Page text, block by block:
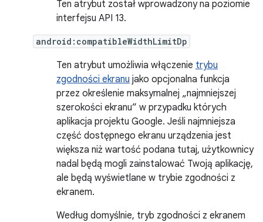
Ten atrybut został wprowadzony na poziomie
interfejsu API 13.
android:compatibleWidthLimitDp
Ten atrybut umożliwia włączenie trybu
zgodności ekranu jako opcjonalna funkcja
przez określenie maksymalnej „najmniejszej
szerokości ekranu” w przypadku których
aplikacja projektu Google. Jeśli najmniejsza
część dostępnego ekranu urządzenia jest
większa niż wartość podana tutaj, użytkownicy
nadal będą mogli zainstalować Twoją aplikację,
ale będą wyświetlane w trybie zgodności z
ekranem.
Według domyślnie, tryb zgodności z ekranem